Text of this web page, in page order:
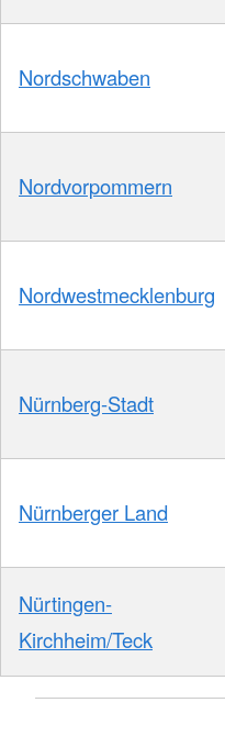
Nordschwaben
Nordvorpommern
Nordwestmecklenburg
Nürnberg-Stadt
Nürnberger Land
Nürtingen-
Kirchheim/Teck